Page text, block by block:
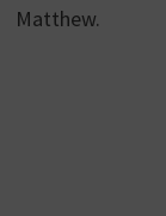
Matthew.